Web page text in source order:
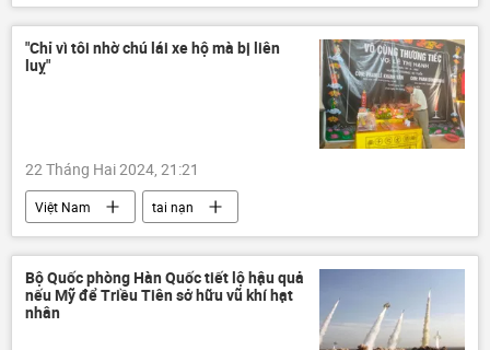
Nga
Ukraina
Quân sự
Thế giới
Cuộc khủng hoảng ở Ukraina
vũ khí hóa học
"Chỉ vì tôi nhờ chú lái xe hộ mà bị liên
luỵ"
22 Tháng Hai 2024, 21:21
Việt Nam
tai nạn
tai nạn giao thông
Pháp luật
Xã hội
tử vong
Bộ Giao thông Vận tải
Bộ Quốc phòng Hàn Quốc tiết lộ hậu quả
nếu Mỹ để Triều Tiên sở hữu vũ khí hạt
nhân